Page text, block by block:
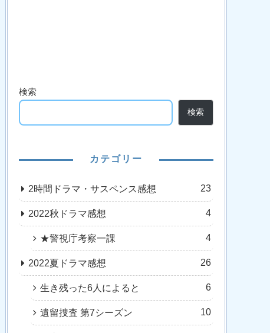
検索
検索
カテゴリー
2時間ドラマ・サスペンス感想 23
2022秋ドラマ感想 4
★警視庁考察一課 4
2022夏ドラマ感想 26
生き残った6人によると 6
遺留捜査 第7シーズン 10